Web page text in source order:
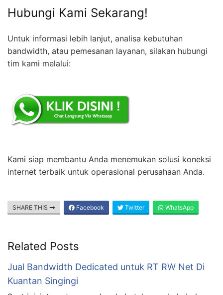
Hubungi Kami Sekarang!
Untuk informasi lebih lanjut, analisa kebutuhan
bandwidth, atau pemesanan layanan, silakan hubungi
tim kami melalui:
Kami siap membantu Anda menemukan solusi koneksi
internet terbaik untuk operasional perusahaan Anda.
SHARE THIS Facebook Twitter WhatsApp
Related Posts
Jual Bandwidth Dedicated untuk RT RW Net Di
Kuantan Singingi